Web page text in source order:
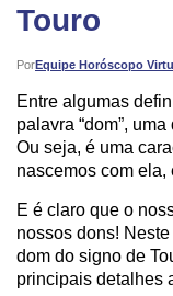
Touro
PorEquipe Horóscopo
Publicado:
Entre algumas
palavra “dom”,
Ou seja, é uma
nascemos com ela,
E é claro que o
nossos dons!
dom do signo de
principais detalhes